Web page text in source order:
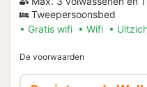
Tweepersoonsbed
Gratis wifi
Wifi
De voorwaarden